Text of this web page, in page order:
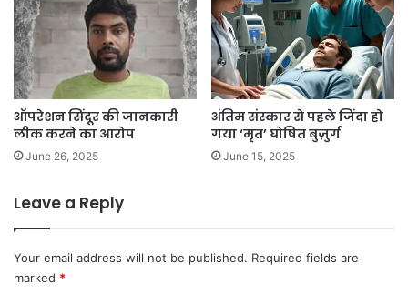
ऑपरेशन सिंदूर की जानकारी
लीक करने का आरोप
June 26, 2025
अंतिम संस्कार से पहले जिंदा हो
गया ‘मृत’ घोषित बुज़ुर्ग
June 15, 2025
Leave a Reply
Your email address will not be published. Required fields are
marked *